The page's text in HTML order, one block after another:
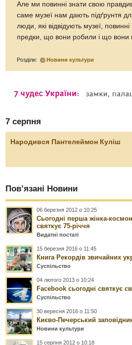
Але ми повинні знати свою
саме музеї нам дають підґрунтя для
люди, які відвідують музеї,
предки, що вони робили і що
Розділи: Новини культури
7 серпня
Народився Пантелеймон Куліш
Пов’язані Новини
06 березня 2012 о 10:25
Сьогодні перша жінка-
святкує 75-річчя
Видатні постаті
15 березня 2016 о 11:45
Книга Рекордів звичайних
Суспільство
04 лютого 2013 о 10:24
Facebook сьогодні святкує
Суспільство
30 вересня 2016 о 11:50
Києво-Печерський
Новини культури
15 серпня 2012 о 10:18